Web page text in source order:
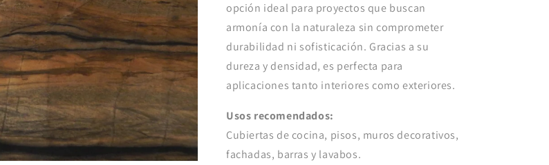
opción ideal para proyectos que buscan
armonía con la naturaleza sin comprometer
durabilidad ni sofisticación. Gracias a su
dureza y densidad, es perfecta para
aplicaciones tanto interiores como exteriores.
Usos recomendados:
Cubiertas de cocina, pisos, muros decorativos,
fachadas, barras y lavabos.